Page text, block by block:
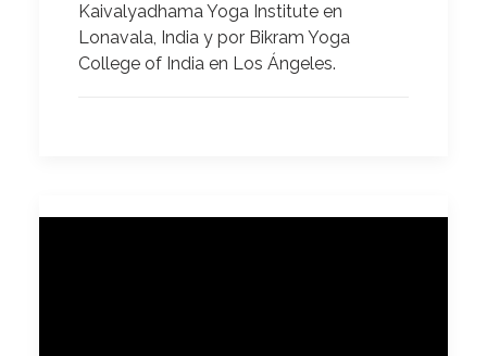
Kaivalyadhama Yoga Institute en
Lonavala, India y por Bikram Yoga
College of India en Los Ángeles.